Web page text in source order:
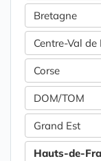
Bretagne
Centre-Val de
Corse
DOM/TOM
Grand Est
Hauts-de-